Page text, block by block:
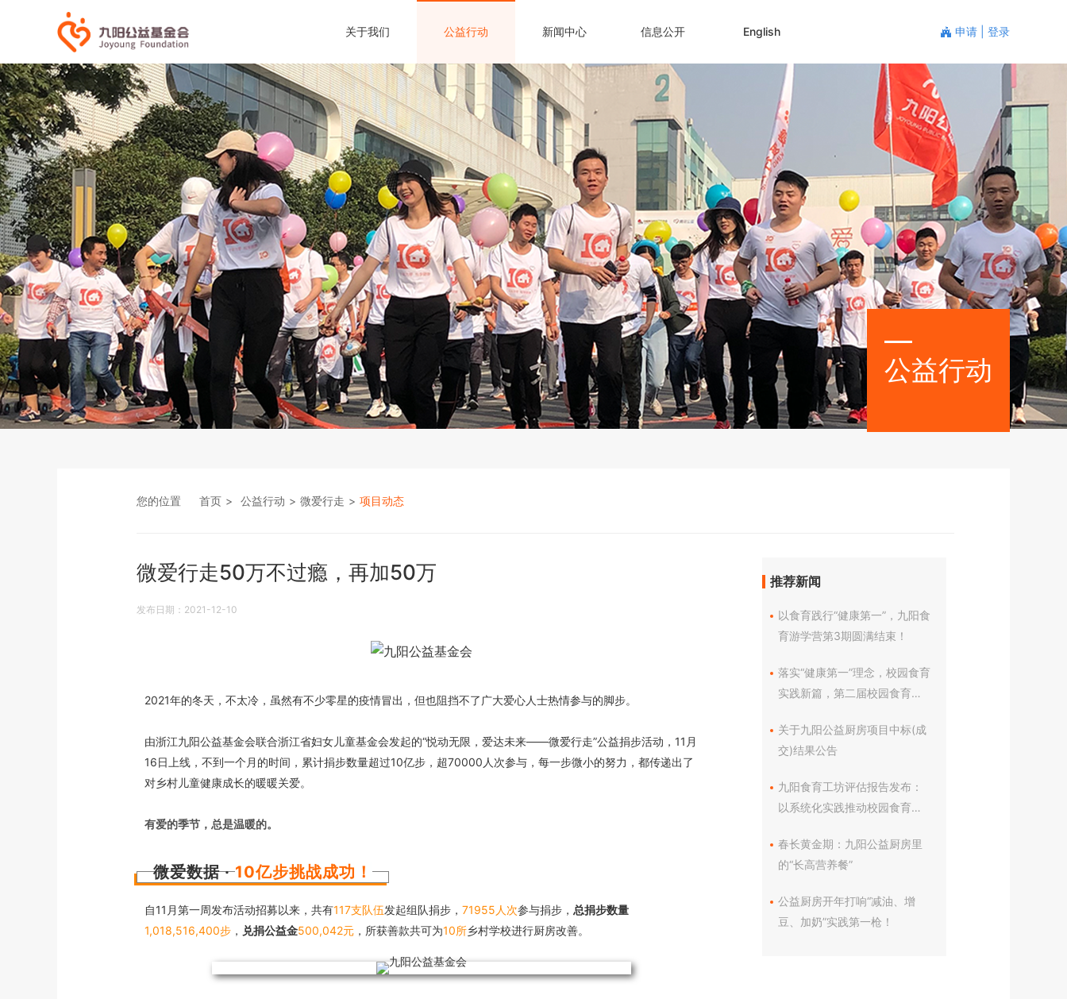
关于我们 公益行动 新闻中心 信息公开 English 申请 登录
公益行动
您的位置 首页 公益行动 微爱行走 项目动态
微爱行走50万不过瘾，再加50万
发布日期：2021-12-10
2021年的冬天，不太冷，虽然有不少零星的疫情冒出，但也阻挡不了广大爱心人士热情参与的脚步。
由浙江九阳公益基金会联合浙江省妇女儿童基金会发起的“悦动无限，爱达未来——微爱行走”公益捐步活动，11月
16日上线，不到一个月的时间，累计捐步数量超过10亿步，超70000人次参与，每一步微小的努力，都传递出了
对乡村儿童健康成长的暖暖关爱。
有爱的季节，总是温暖的。
微爱数据 ·10亿步挑战成功！
自11月第一周发布活动招募以来，共有117支队伍发起组队捐步， 71955人次参与捐步， 总捐步数量
1,018,516,400步 ， 兑捐公益金500,042元 ，所获善款共可为10所乡村学校进行厨房改善。
推荐新闻
以食育践行“健康第一”，九阳食
育游学营第3期圆满结束！
落实“健康第一”理念，校园食育
实践新篇，第二届校园食育交
关于九阳公益厨房项目中标(成
交)结果公告
九阳食育工坊评估报告发布：
以系统化实践推动校园食育迈
春长黄金期：九阳公益厨房里
的“长高营养餐”
公益厨房开年打响“减油、增
豆、加奶”实践第一枪！